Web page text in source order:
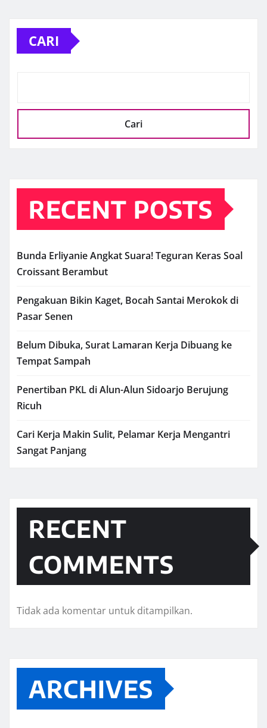
CARI
Cari
RECENT POSTS
Bunda Erliyanie Angkat Suara! Teguran Keras Soal
Croissant Berambut
Pengakuan Bikin Kaget, Bocah Santai Merokok di
Pasar Senen
Belum Dibuka, Surat Lamaran Kerja Dibuang ke
Tempat Sampah
Penertiban PKL di Alun-Alun Sidoarjo Berujung
Ricuh
Cari Kerja Makin Sulit, Pelamar Kerja Mengantri
Sangat Panjang
RECENT
COMMENTS
Tidak ada komentar untuk ditampilkan.
ARCHIVES